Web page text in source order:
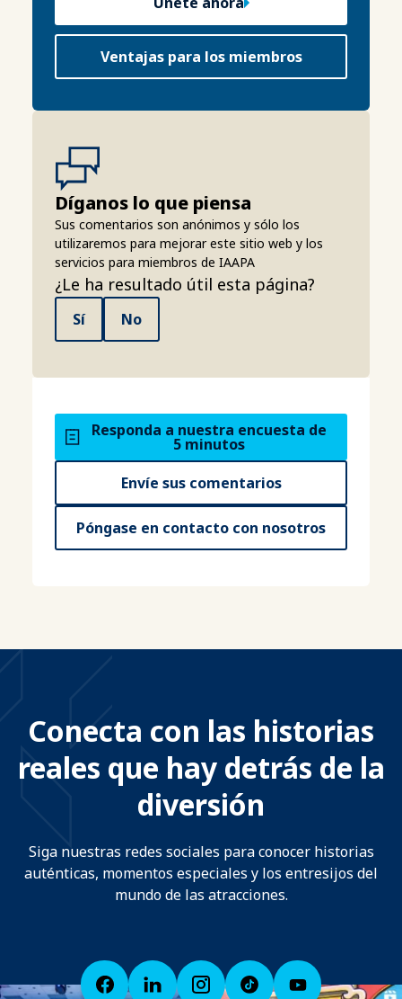
Ventajas para los miembros
Díganos lo que piensa
Sus comentarios son anónimos y sólo los
utilizaremos para mejorar este sitio web y los
servicios para miembros de IAAPA
¿Le ha resultado útil esta página?
Sí No
Responda a nuestra encuesta de
5 minutos
Envíe sus comentarios
Póngase en contacto con nosotros
Conecta con las historias
reales que hay detrás de la
diversión
Siga nuestras redes sociales para conocer historias
auténticas, momentos especiales y los entresijos del
mundo de las atracciones.